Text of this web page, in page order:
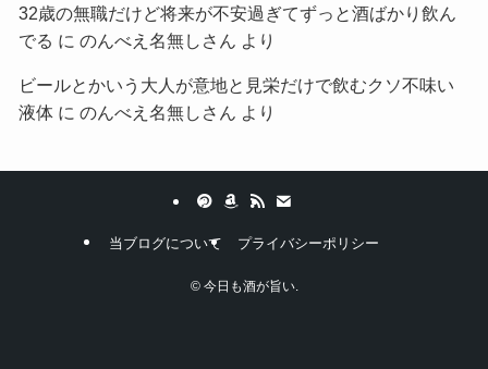
32歳の無職だけど将来が不安過ぎてずっと酒ばかり飲ん
でる に のんべえ名無しさん より
ビールとかいう大人が意地と見栄だけで飲むクソ不味い
液体に のんべえ名無しさん より
当ブログについて プライバシーポリシー
©今日も酒が旨い.